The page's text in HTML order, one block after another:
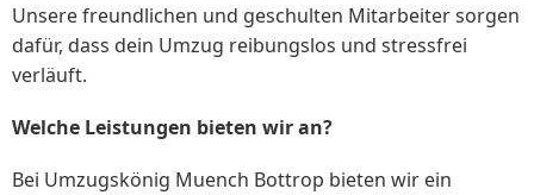
Unsere freundlichen und geschulten Mitarbeiter sorgen
dafür, dass dein Umzug reibungslos und stressfrei
verläuft.
Welche Leistungen bieten wir an?
Bei Umzugskönig Muench Bottrop bieten wir ein